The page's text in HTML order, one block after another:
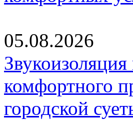
05.08.2026
комфортного
городской